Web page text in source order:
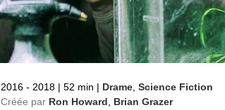
2016 - 2018 | 52 min | Drame Science Fiction
Créée par Ron Howard
Brian Grazer